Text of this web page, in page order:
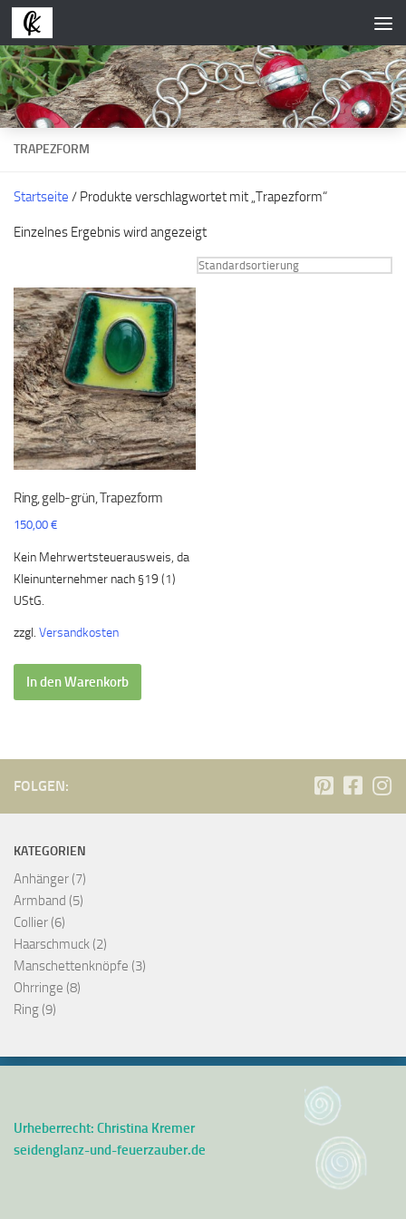
Zum Inhalt springen
TRAPEZFORM
Startseite / Produkte verschlagwortet mit „Trapezform“
Einzelnes Ergebnis wird angezeigt
Ring, gelb-grün, Trapezform
150,00 €
Kein Mehrwertsteuerausweis, da
Kleinunternehmer nach §19 (1)
UStG.
zzgl. Versandkosten
In den Warenkorb
FOLGEN:
KATEGORIEN
Anhänger (7)
Armband (5)
Collier (6)
Haarschmuck (2)
Manschettenknöpfe (3)
Ohrringe (8)
Ring (9)
Urheberrecht: Christina Kremer
seidenglanz-und-feuerzauber.de